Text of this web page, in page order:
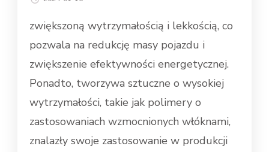
zwiększoną wytrzymałością i lekkością, co
pozwala na redukcję masy pojazdu i
zwiększenie efektywności energetycznej.
Ponadto, tworzywa sztuczne o wysokiej
wytrzymałości, takie jak polimery o
zastosowaniach wzmocnionych włóknami,
znalazły swoje zastosowanie w produkcji